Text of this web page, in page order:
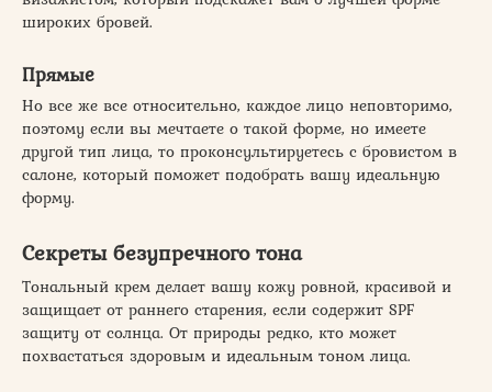
широких бровей.
Прямые
Но все же все относительно, каждое лицо неповторимо,
поэтому если вы мечтаете о такой форме, но имеете
другой тип лица, то проконсультируетесь с бровистом в
салоне, который поможет подобрать вашу идеальную
форму.
Секреты безупречного тона
Тональный крем делает вашу кожу ровной, красивой и
защищает от раннего старения, если содержит SPF
защиту от солнца. От природы редко, кто может
похвастаться здоровым и идеальным тоном лица.